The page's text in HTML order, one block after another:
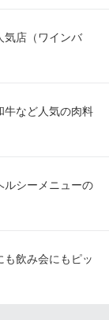
気店（ワインバ
牛など人気の肉料
ルシーメニューの
飲み会にもピッ